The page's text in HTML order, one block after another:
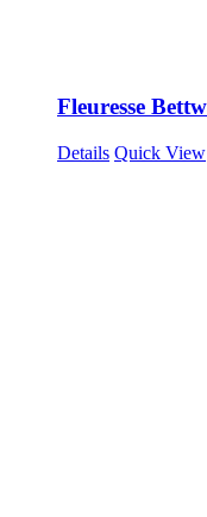
Fleuresse
Details Quick View